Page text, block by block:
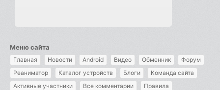
Меню сайта
Главная Новости Android Видео Обменник
Форум
Реаниматор
Каталог устройств Блоги
Команда сайта
Активные участники
Все комментарии Правила